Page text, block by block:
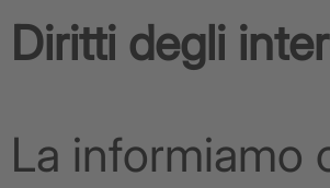
Diritti degli
La informiamo